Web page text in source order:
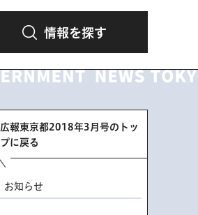
情報を探す
広報東京都2018年3月号のトッ
プに戻る
お知らせ